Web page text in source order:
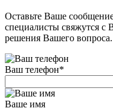
Оставьте Ваше
специалисты свяжутся с
решения Вашего вопроса.
Ваш телефон*
Ваше имя